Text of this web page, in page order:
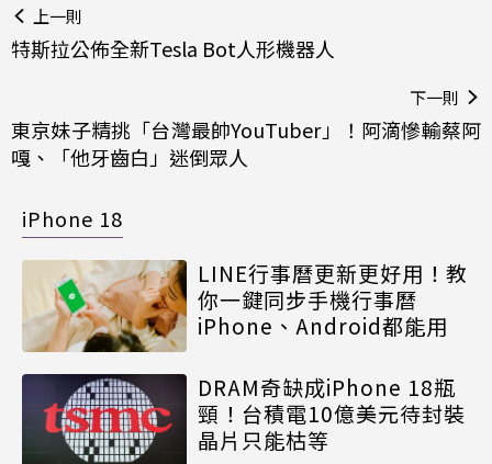
上一則
特斯拉公佈全新Tesla Bot人形機器人
下一則
東京妹子精挑「台灣最帥YouTuber」！阿滴慘輸蔡阿
嘎、「他牙齒白」迷倒眾人
iPhone 18
LINE行事曆更新更好用！教
你一鍵同步手機行事曆
iPhone、Android都能用
DRAM奇缺成iPhone 18瓶
頸！台積電10億美元待封裝
晶片只能枯等